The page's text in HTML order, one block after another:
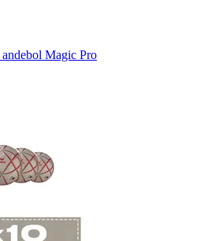
Magic Pro